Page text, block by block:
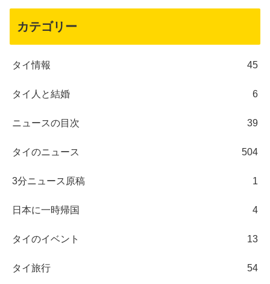
カテゴリー
タイ情報 45
タイ人と結婚 6
ニュースの目次 39
タイのニュース 504
3分ニュース原稿 1
日本に一時帰国 4
タイのイベント 13
タイ旅行 54